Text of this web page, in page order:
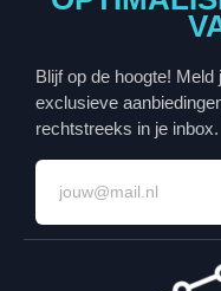
Blijf op de hoogte!
exclusieve
rechtstreeks in je inbox.